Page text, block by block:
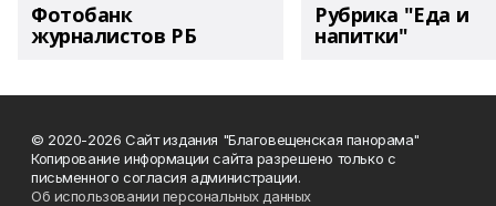
Фотобанк
журналистов РБ
Рубрика "Еда и
напитки"
© 2020-2026 Сайт издания "Благовещенская панорама"
Копирование информации сайта разрешено только с
письменного согласия администрации.
Об использовании персональных данных